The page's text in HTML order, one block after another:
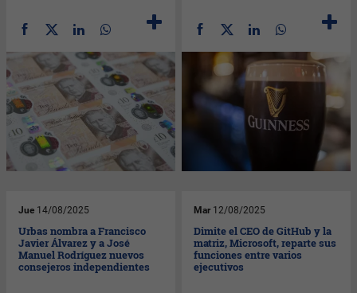
Jue 14/08/2025
Urbas nombra a Francisco
Javier Álvarez y a José
Manuel Rodríguez nuevos
consejeros independientes
Mar 12/08/2025
Dimite el CEO de GitHub y la
matriz, Microsoft, reparte sus
funciones entre varios
ejecutivos